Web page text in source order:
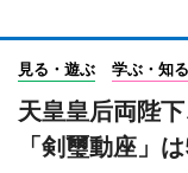
見る・遊ぶ 学ぶ・知る
天皇皇后両陛
「剣璽動座」